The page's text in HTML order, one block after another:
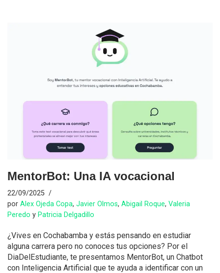
MentorBot: Una IA vocacional
22/09/2025
por Alex Ojeda Copa, Javier Olmos, Abigail Roque, Valeria
Peredo y Patricia Delgadillo
¿Vives en Cochabamba y estás pensando en estudiar
alguna carrera pero no conoces tus opciones? Por el
DiaDelEstudiante, te presentamos MentorBot, un Chatbot
con Inteligencia Artificial que te ayuda a identificar con un